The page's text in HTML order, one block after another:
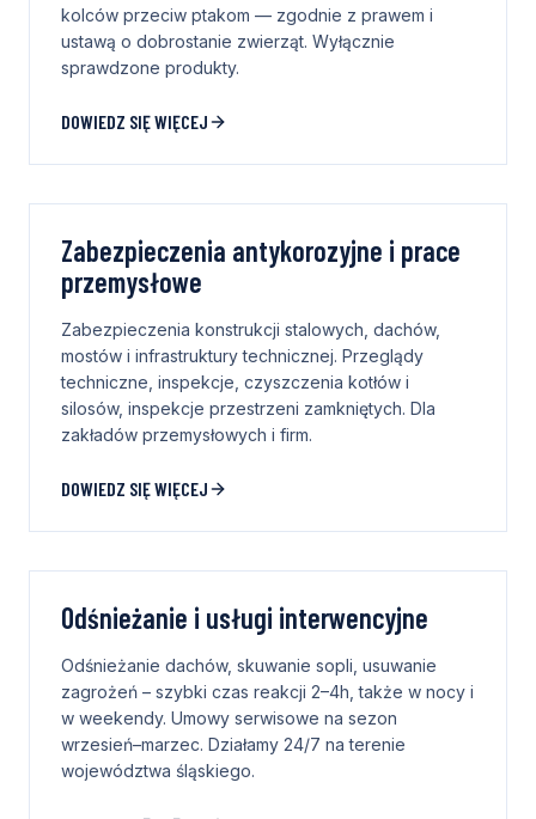
kolców przeciw ptakom — zgodnie z prawem i
ustawą o dobrostanie zwierząt. Wyłącznie
sprawdzone produkty.
DOWIEDZ SIĘ WIĘCEJ
Zabezpieczenia antykorozyjne i prace
przemysłowe
Zabezpieczenia konstrukcji stalowych, dachów,
mostów i infrastruktury technicznej. Przeglądy
techniczne, inspekcje, czyszczenia kotłów i
silosów, inspekcje przestrzeni zamkniętych. Dla
zakładów przemysłowych i firm.
DOWIEDZ SIĘ WIĘCEJ
Odśnieżanie i usługi interwencyjne
Odśnieżanie dachów, skuwanie sopli, usuwanie
zagrożeń – szybki czas reakcji 2–4h, także w nocy i
w weekendy. Umowy serwisowe na sezon
wrzesień–marzec. Działamy 24/7 na terenie
województwa śląskiego.